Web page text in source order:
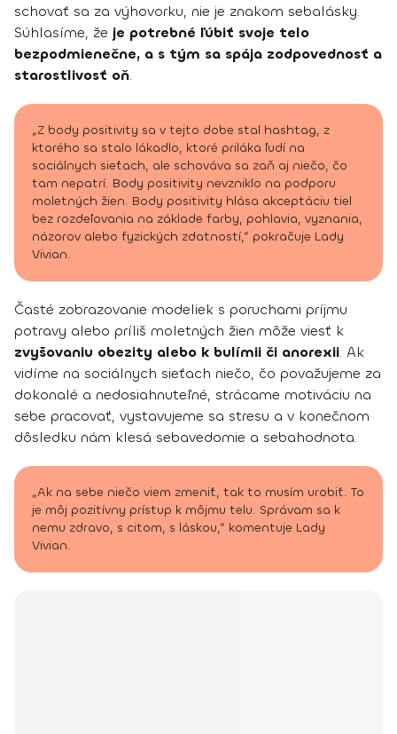
schovať sa za výhovorku, nie je znakom sebalásky.
Súhlasíme, že je potrebné ľúbiť svoje telo
bezpodmienečne, a s tým sa spája zodpovednosť a
starostlivosť oň.
„Z body positivity sa v tejto dobe stal hashtag, z
ktorého sa stalo lákadlo, ktoré priláka ľudí na
sociálnych sieťach, ale schováva sa zaň aj niečo, čo
tam nepatrí. Body positivity nevzniklo na podporu
moletných žien. Body positivity hlása akceptáciu tiel
bez rozdeľovania na základe farby, pohlavia, vyznania,
názorov alebo fyzických zdatností,“ pokračuje Lady
Vivian.
Časté zobrazovanie modeliek s poruchami príjmu
potravy alebo príliš moletných žien môže viesť k
zvyšovaniu obezity alebo k bulímii či anorexii. Ak
vidíme na sociálnych sieťach niečo, čo považujeme za
dokonalé a nedosiahnuteľné, strácame motiváciu na
sebe pracovať, vystavujeme sa stresu a v konečnom
dôsledku nám klesá sebavedomie a sebahodnota.
„Ak na sebe niečo viem zmeniť, tak to musím urobiť. To
je môj pozitívny prístup k môjmu telu. Správam sa k
nemu zdravo, s citom, s láskou,“ komentuje Lady
Vivian.